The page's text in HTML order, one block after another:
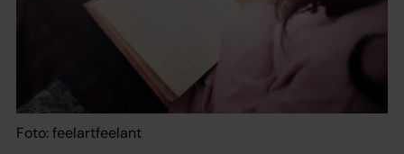
Foto: feelartfeelant